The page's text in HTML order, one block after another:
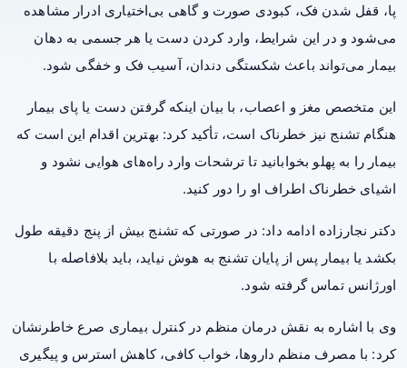
پا، قفل شدن فک، کبودی صورت و گاهی بی‌اختیاری ادرار مشاهده
می‌شود و در این شرایط، وارد کردن دست یا هر جسمی به دهان
بیمار می‌تواند باعث شکستگی دندان، آسیب فک و خفگی شود.
این متخصص مغز و اعصاب، با بیان اینکه گرفتن دست یا پای بیمار
هنگام تشنج نیز خطرناک است، تأکید کرد: بهترین اقدام این است که
بیمار را به پهلو بخوابانید تا ترشحات وارد راه‌های هوایی نشود و
اشیای خطرناک اطراف او را دور کنید.
دکتر نجارزاده ادامه داد: در صورتی که تشنج بیش از پنج دقیقه طول
بکشد یا بیمار پس از پایان تشنج به هوش نیاید، باید بلافاصله با
اورژانس تماس گرفته شود.
وی با اشاره به نقش درمان منظم در کنترل بیماری صرع خاطرنشان
کرد: با مصرف منظم داروها، خواب کافی، کاهش استرس و پیگیری